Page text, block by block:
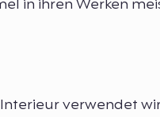
in ihren Werken
verwendet